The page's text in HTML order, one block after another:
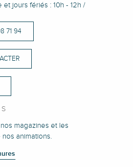
et jours fériés : 10h - 12h /
71 94
magazines et les
animations.